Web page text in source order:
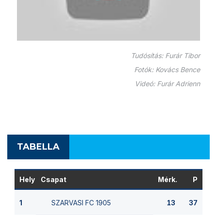
Tudósítás: Furár Tibor
Fotók: Kovács Bence
Videó: Furár Adrienn
TABELLA
Hely Csapat Mérk. P
1 SZARVASI FC 1905 13 37